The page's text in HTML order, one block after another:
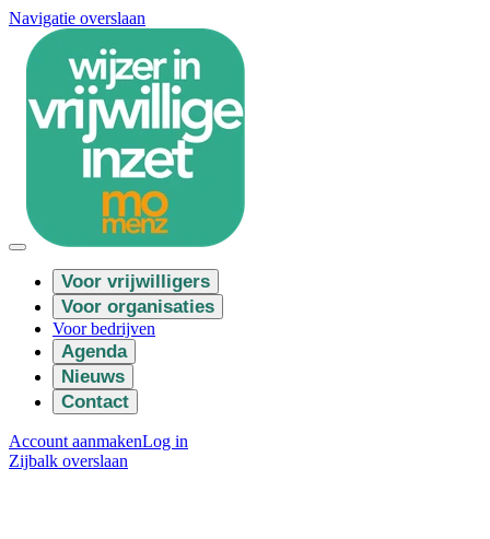
Navigatie overslaan
Voor vrijwilligers
Voor organisaties
Voor bedrijven
Agenda
Nieuws
Contact
Account aanmakenLog in
Zijbalk overslaan